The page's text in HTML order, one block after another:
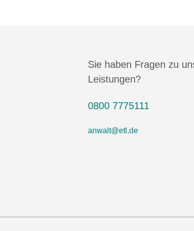
Sie haben Fragen zu
Leistungen?
0800 7775111
anwalt@etl.de